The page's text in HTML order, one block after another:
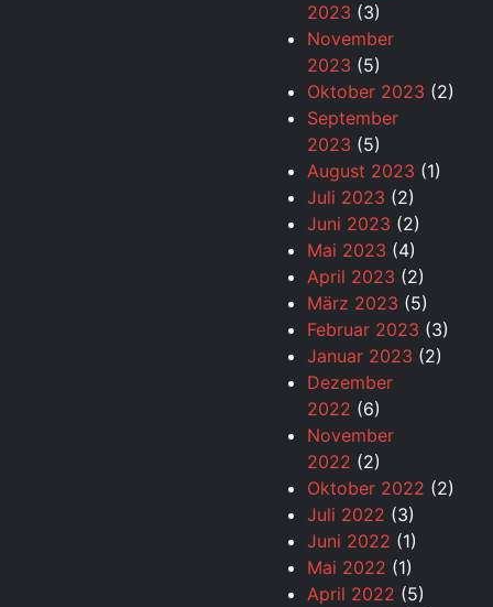
2023 (3)
November
2023 (5)
Oktober 2023 (2)
September
2023 (5)
August 2023 (1)
Juli 2023 (2)
Juni 2023 (2)
Mai 2023 (4)
April 2023 (2)
März 2023 (5)
Februar 2023 (3)
Januar 2023 (2)
Dezember
2022 (6)
November
2022 (2)
Oktober 2022 (2)
Juli 2022 (3)
Juni 2022 (1)
Mai 2022 (1)
April 2022 (5)